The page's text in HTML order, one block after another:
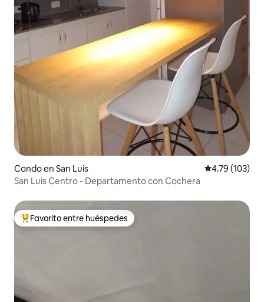
Condo en San Luis Calificación
4.79 (103)
San Luis Centro - Departamento con Cochera
Favorito entre huéspedes preferido
Favorito entre huéspedes